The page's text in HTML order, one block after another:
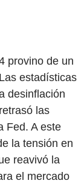
provino de un
estadísticas
desinflación
las
Fed. A este
la tensión en
reavivó la
el mercado